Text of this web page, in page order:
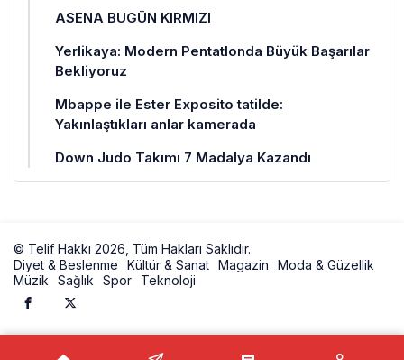
ASENA BUGÜN KIRMIZI
Yerlikaya: Modern Pentatlonda Büyük Başarılar
Bekliyoruz
Mbappe ile Ester Exposito tatilde:
Yakınlaştıkları anlar kamerada
Down Judo Takımı 7 Madalya Kazandı
© Telif Hakkı 2026, Tüm Hakları Saklıdır.
Diyet & Beslenme
Kültür & Sanat Magazin
Moda & Güzellik
Müzik
Sağlık Spor Teknoloji